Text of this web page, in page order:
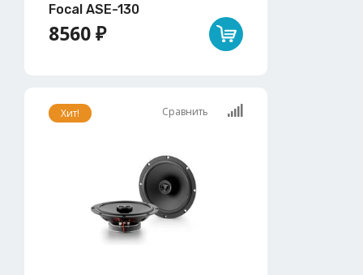
Focal ASE-130
8560 ₽
Хит! Сравнить